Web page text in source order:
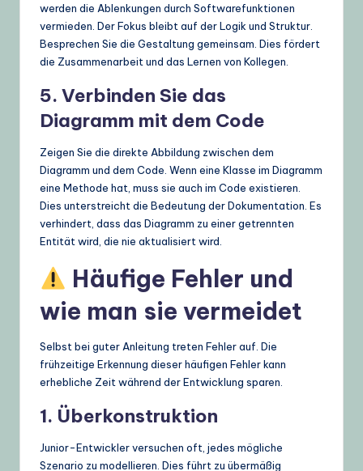
werden die Ablenkungen durch Softwarefunktionen
vermieden. Der Fokus bleibt auf der Logik und Struktur.
Besprechen Sie die Gestaltung gemeinsam. Dies fördert
die Zusammenarbeit und das Lernen von Kollegen.
5. Verbinden Sie das
Diagramm mit dem Code
Zeigen Sie die direkte Abbildung zwischen dem
Diagramm und dem Code. Wenn eine Klasse im Diagramm
eine Methode hat, muss sie auch im Code existieren.
Dies unterstreicht die Bedeutung der Dokumentation. Es
verhindert, dass das Diagramm zu einer getrennten
Entität wird, die nie aktualisiert wird.
Häufige Fehler und
wie man sie vermeidet
Selbst bei guter Anleitung treten Fehler auf. Die
frühzeitige Erkennung dieser häufigen Fehler kann
erhebliche Zeit während der Entwicklung sparen.
1. Überkonstruktion
Junior-Entwickler versuchen oft, jedes mögliche
Szenario zu modellieren. Dies führt zu übermäßig